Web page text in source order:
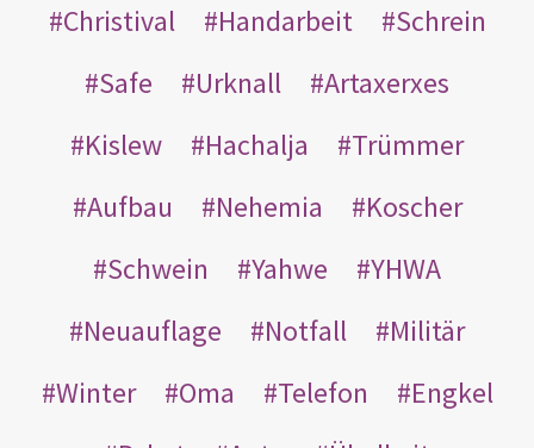
Christival Handarbeit
Schrein
Safe
Urknall
Artaxerxes
Kislew
Hachalja
Trümmer
Aufbau
Nehemia
Koscher
Schwein
Yahwe
YHWA
Neuauflage
Notfall
Militär
Winter
Oma Telefon
Engkel